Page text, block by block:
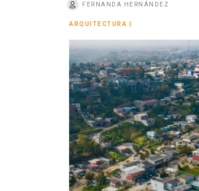
FERNANDA HERNÁNDEZ
ARQUITECTURA